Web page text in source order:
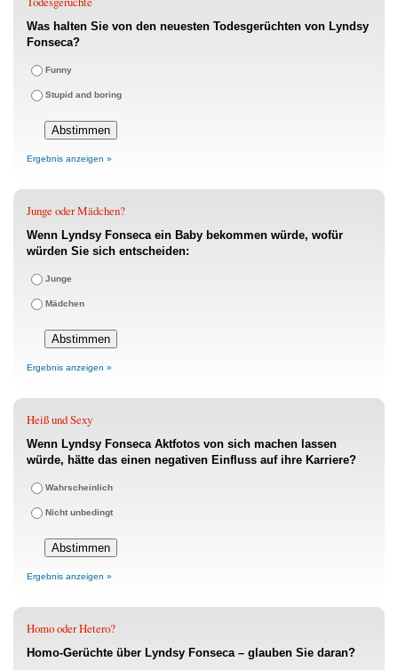
Was halten Sie von den neuesten Todesgerüchten von Lyndsy
Fonseca?
Funny
Stupid and boring
Ergebnis anzeigen »
Junge oder Mädchen?
Wenn Lyndsy Fonseca ein Baby bekommen würde, wofür
würden Sie sich entscheiden:
Junge
Mädchen
Ergebnis anzeigen »
Heiß und Sexy
Wenn Lyndsy Fonseca Aktfotos von sich machen lassen
würde, hätte das einen negativen Einfluss auf ihre Karriere?
Wahrscheinlich
Nicht unbedingt
Ergebnis anzeigen »
Homo oder Hetero?
Homo-Gerüchte über Lyndsy Fonseca – glauben Sie daran?